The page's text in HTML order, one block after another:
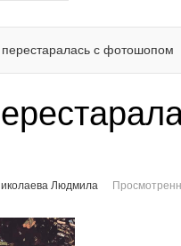
с фотошопом
Людмила